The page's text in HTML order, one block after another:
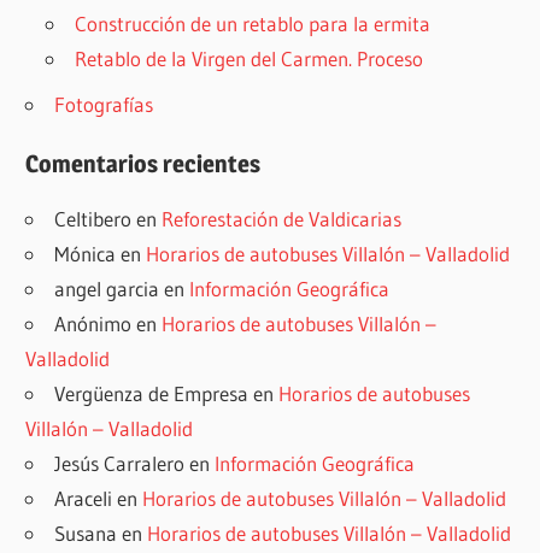
Construcción de un retablo para la ermita
Retablo de la Virgen del Carmen. Proceso
Fotografías
Comentarios recientes
Celtibero en Reforestación de Valdicarias
Mónica en Horarios de autobuses Villalón – Valladolid
angel garcia en Información Geográfica
Anónimo en Horarios de autobuses Villalón –
Valladolid
Vergüenza de Empresa en Horarios de autobuses
Villalón – Valladolid
Jesús Carralero en Información Geográfica
Araceli en Horarios de autobuses Villalón – Valladolid
Susana en Horarios de autobuses Villalón – Valladolid